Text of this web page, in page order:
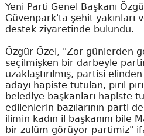
Yeni Parti Genel Başkanı
Güvenpark'ta şehit yakınları
destek ziyaretinde bulundu.
Özgür Özel, "Zor günlerden
seçilmişken bir darbeyle
uzaklaştırılmış, partisi
adayı hapiste tutulan, pırıl
belediye başkanları hapiste
edilenlerin bazılarının parti
ilimin kadın il başkanını bile
bir zulüm görüyor partimiz"